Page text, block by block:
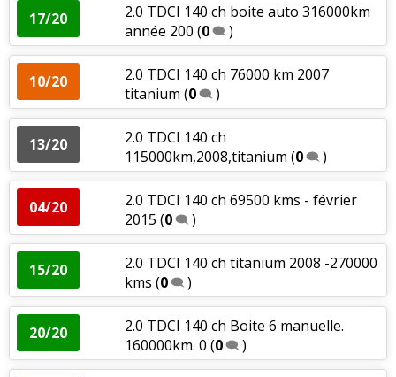
17/20
2.0 TDCI 140 ch boite auto 316000km
année 200 (0 )
10/20
2.0 TDCI 140 ch 76000 km 2007
titanium (0 )
13/20
2.0 TDCI 140 ch
115000km,2008,titanium (0 )
04/20
2.0 TDCI 140 ch 69500 kms - février
2015 (0 )
15/20
2.0 TDCI 140 ch titanium 2008 -270000
kms (0 )
20/20
2.0 TDCI 140 ch Boite 6 manuelle.
160000km. 0 (0 )